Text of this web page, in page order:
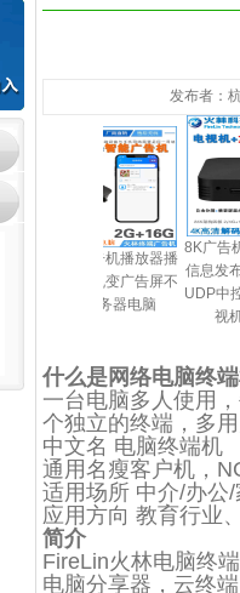
发布者：
机发布广告机播放器播
盒子电视机变广告屏不
在需要服务器电脑
8K广告机播
信息发布盒
UDP中控远
视机显
什么是网络电脑终
一台电脑多人使用
个独立的终端，多
中文名 电脑终端机
通用名瘦客户机，
适用场所 中介/办公
应用方向 教育行业
简介
FireLin火林电脑终
电脑分享器，云终